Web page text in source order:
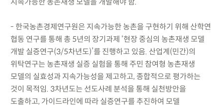
- 한국농촌경제연구원은 지속가능한 농촌을 구현하기 위해 산학연
협동 연구를 통해 총 5년의 장기과제 ‘현장 중심의 농촌재생 모델
개발 실증연구(3/5차년도)’를 진행하고 있음. 산업계(민간)의
위탁연구는 농촌재생 실증 실험을 통해 주민 참여형 농촌재생
모델의 실효성과 지속가능성을 제고하고, 종합적으로 평가하는
것이 목적임. 3차년도는 선도사례 분석을 통해 실천방안을
도출하고, 가이드라인에 따라 실증연구를 추진하여 모델